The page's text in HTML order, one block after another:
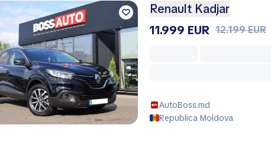
Renault Kadjar
11.999 EUR 12.199 EUR
AutoBoss.md
Republica Moldova